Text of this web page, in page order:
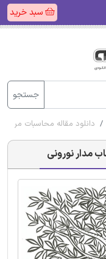
سبد خرید
جستجو
دانلود مقاله محاسبات
مدار نورونی